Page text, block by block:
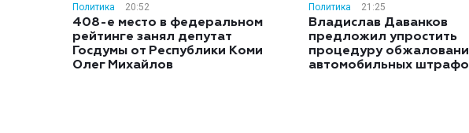
Политика 20:52
408-е место в федеральном
рейтинге занял депутат
Госдумы от Республики Коми
Олег Михайлов
Политика 21:25
Владислав Даванков
предложил упростить
процедуру
автомобильных